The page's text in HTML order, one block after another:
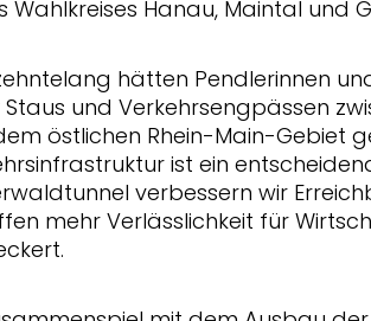
Wahlkreises Hanau, Maintal und
hätten Pendlerinnen
und Verkehrsengpässen
östlichen Rhein-Main-Gebiet
ist ein
verbessern wir
mehr Verlässlichkeit für